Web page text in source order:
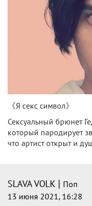
《Я секс символ》
Сексуальный брюнет
который пародирует
что артист открыт и
SLAVA VOLK | Поп
13 июня 2021, 16:28